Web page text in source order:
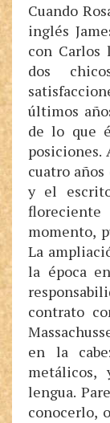
Cuando
inglés
con Carlos
dos
últimos
de lo que
posiciones.
cuatro años
y el
momento,
La
la época
contrato
en la
metálicos,
lengua.
conocerlo,